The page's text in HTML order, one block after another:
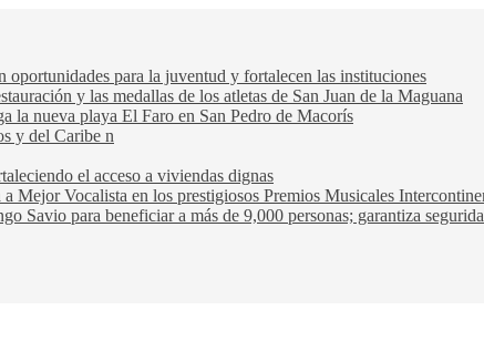
oportunidades para la juventud y fortalecen las instituciones
y las medallas de los atletas de San Juan de la Maguana
la nueva playa El Faro en San Pedro de Macorís
y del Caribe n
el acceso a viviendas dignas
Mejor Vocalista en los prestigiosos Premios Musicales
Savio para beneficiar a más de 9,000 personas; garantiza